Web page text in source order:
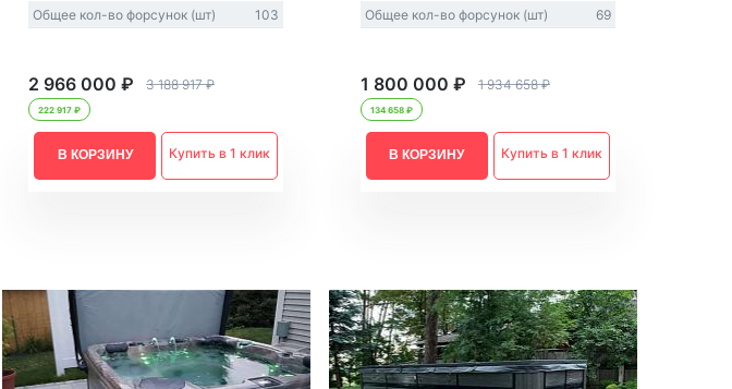
Общее кол-во форсунок (шт)
103
2 966 000 ₽ 3 188 917 ₽
222 917 ₽
В КОРЗИНУ Купить в 1 клик
Общее кол-во форсунок (шт)
69
1 800 000 ₽ 1 934 658 ₽
134 658 ₽
В КОРЗИНУ Купить в 1 клик